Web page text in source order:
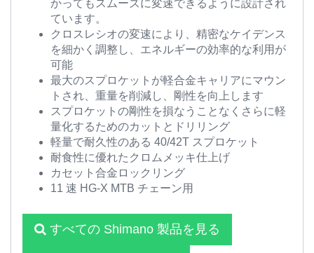
かってもスムーズに変速できるように設計され
ています。
クロスレシオの変速により、精密なケイデンス
を細かく調整し、エネルギーの効率的な利用が
可能
最大のスプロケットが軽合金キャリアにマウン
トされ、重量を削減し、剛性を向上します
スプロケットの剛性を損なうことなくさらに軽
量化するためのカットとドリリング
軽量で耐久性のある 40/42T スプロケット
耐食性に優れたクロムメッキ仕上げ
カセット合金ロックリング
11 速 HG-X MTB チェーン用
すべての Shimano 製品を見る